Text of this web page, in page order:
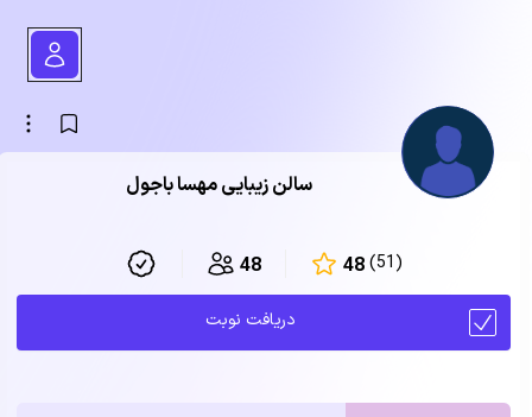
سالن زیبایی مهسا باجول
48 (51)
48
دریافت نوبت